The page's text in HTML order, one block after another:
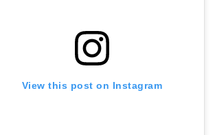
View this post on Instagram